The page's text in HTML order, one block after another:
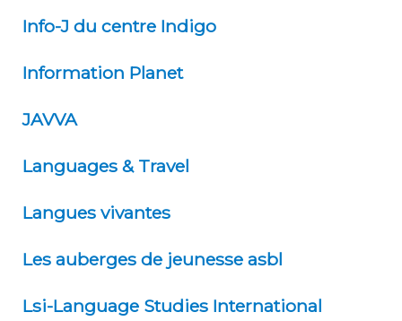
ESL – Séjours Linguistiques
Info-J du centre Indigo
Information Planet
JAVVA
Languages & Travel
Langues vivantes
Les auberges de jeunesse asbl
Lsi-Language Studies International